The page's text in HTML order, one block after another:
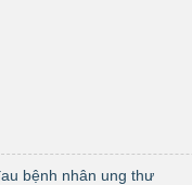
bệnh nhân ung thư​